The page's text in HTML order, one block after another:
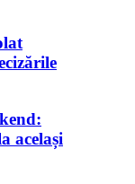
același